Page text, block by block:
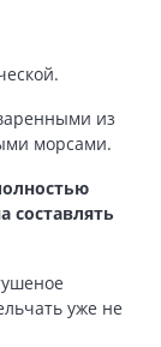
из
морсами.
составлять
уже не